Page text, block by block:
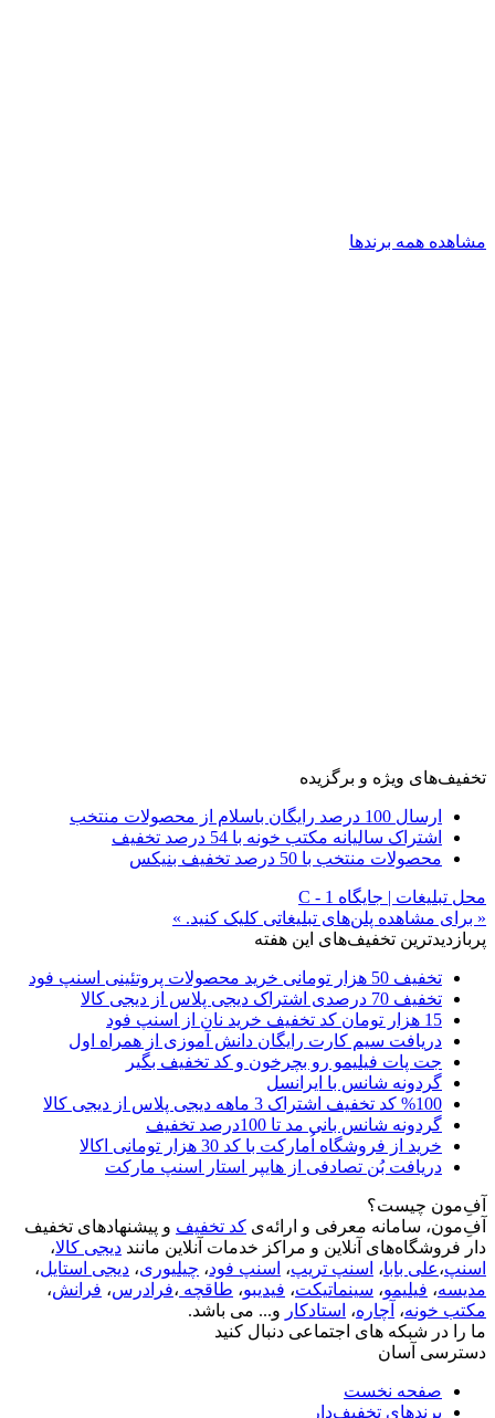
مشاهده همه برندها
تخفیف‌های ویژه و برگزیده
ارسال 100 درصد رایگان باسلام از محصولات منتخب
اشتراک سالیانه مکتب خونه با 54 درصد تخفیف
محصولات منتخب با 50 درصد تخفیف بنیکس
محل تبلیغات | جایگاه C - 1
« برای مشاهده پلن‌های تبلیغاتی کلیک کنید. »
پربازدیدترین تخفیف‌های این هفته
تخفیف 50 هزار تومانی خرید محصولات پروتئینی اسنپ فود
تخفیف 70 درصدی اشتراک دیجی پلاس از دیجی کالا
15 هزار تومان کد تخفیف خرید نان از اسنپ فود
دریافت سیم کارت رایگان دانش آموزی از همراه اول
جت پات فیلیمو رو بچرخون و کد تخفیف بگیر
گردونه شانس با ایرانسل
%100 کد تخفیف اشتراک 3 ماهه دیجی پلاس از دیجی کالا
گردونه شانس بانی مد تا 100درصد تخفیف
خرید از فروشگاه اُمارکت با کد 30 هزار تومانی اکالا
دریافت بُن تصادفی از هایپر استار اسنپ مارکت
آفِ‌مون چیست؟
آفِ‌مون، سامانه معرفی و ارائه‌ی کد تخفیف و پیشنهادهای تخفیف
دار فروشگاه‌های آنلاین و مراکز خدمات آنلاین مانند دیجی کالا،
اسنپ،علی بابا، اسنپ تریپ، اسنپ فود، چیلیوری، دیجی استایل،
مدیسه، فیلیمو، سینماتیکت، فیدیبو، طاقچه ،فرادرس، فرانش،
مکتب خونه، آچاره، استادکار و... می باشد.
ما را در شبکه های اجتماعی دنبال کنید
دسترسی آسان
صفحه نخست
برندهای تخفیف‌دار